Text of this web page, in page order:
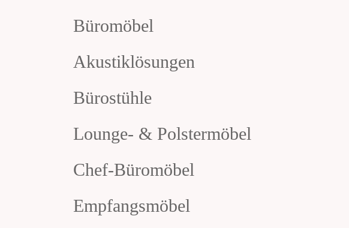
Büromöbel
Akustiklösungen
Bürostühle
Lounge- & Polstermöbel
Chef-Büromöbel
Empfangsmöbel